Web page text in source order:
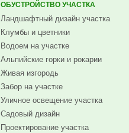
ОБУСТРОЙСТВО УЧАСТКА
Ландшафтный дизайн участка
Клумбы и цветники
Водоем на участке
Альпийские горки и рокарии
Живая изгородь
Забор на участке
Уличное освещение участка
Садовый дизайн
Проектирование участка